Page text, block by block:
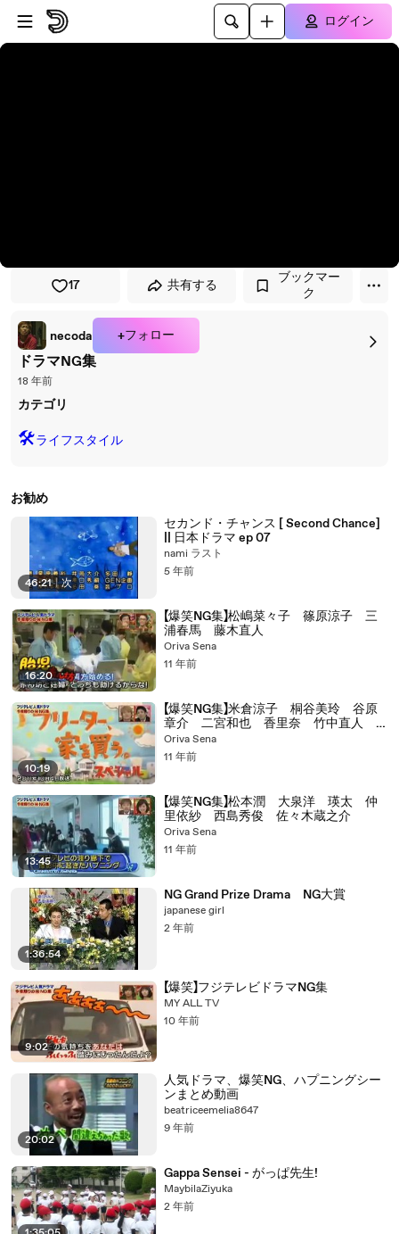
プレイヤーにスキップ
メインコンテンツにスキップ
ログイン
17 共有する
ブックマー
ク
necoda +フォロー
ドラマNG集
18 年前
カテゴリ
🛠️ライフスタイル
お勧め
46:21 | 次
セカンド・チャンス [ Second Chance]
|| 日本ドラマ ep 07
nami ラスト
5 年前
16:20
【爆笑NG集】松嶋菜々子 篠原涼子 三
浦春馬 藤木直人
Oriva Sena
11 年前
10:19
【爆笑NG集】米倉涼子 桐谷美玲 谷原
章介 二宮和也 香里奈 竹中直人 大
野智 北乃きい
Oriva Sena
11 年前
13:45
【爆笑NG集】松本潤 大泉洋 瑛太 仲
里依紗 西島秀俊 佐々木蔵之介
Oriva Sena
11 年前
1:36:54
NG Grand Prize Drama NG大賞
japanese girl
2 年前
9:02
【爆笑】フジテレビドラマNG集
MY ALL TV
10 年前
20:02
人気ドラマ、爆笑NG、ハプニングシー
ンまとめ動画
beatriceemelia8647
9 年前
Gappa Sensei - がっぱ先生!
MaybilaZiyuka
2 年前